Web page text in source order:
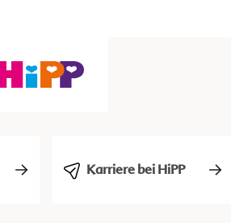
Karriere bei HiPP